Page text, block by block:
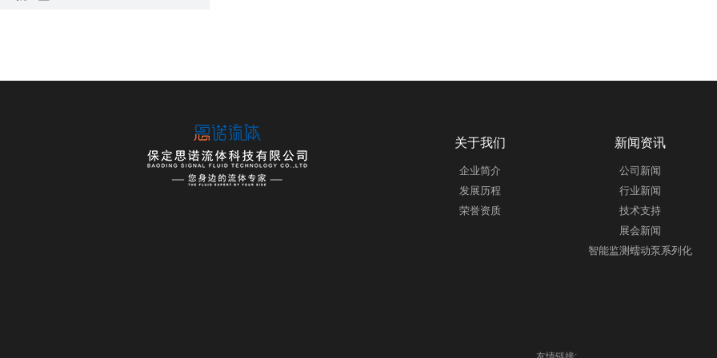
关于我们
企业简介
发展历程
荣誉资质
新闻资讯
公司新闻
行业新闻
技术支持
展会新闻
智能监测蠕动泵系列化